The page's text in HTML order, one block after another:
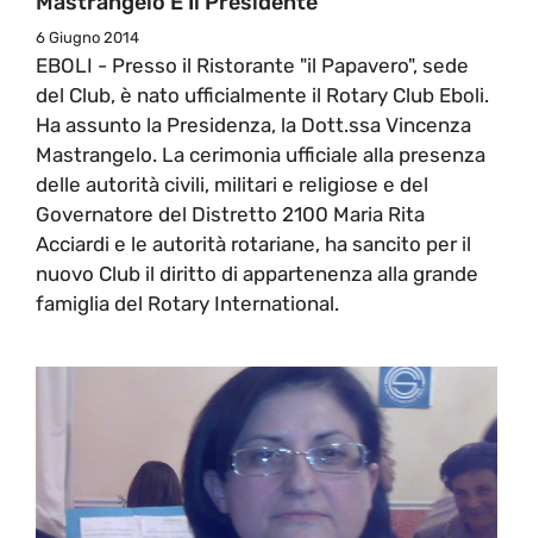
6 Giugno 2014
EBOLI - Presso il Ristorante "il Papavero", sede
del Club, è nato ufficialmente il Rotary Club Eboli.
Ha assunto la Presidenza, la Dott.ssa Vincenza
Mastrangelo. La cerimonia ufficiale alla presenza
delle autorità civili, militari e religiose e del
Governatore del Distretto 2100 Maria Rita
Acciardi e le autorità rotariane, ha sancito per il
nuovo Club il diritto di appartenenza alla grande
famiglia del Rotary International.